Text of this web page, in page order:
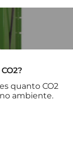
quanto CO2
ambiente.